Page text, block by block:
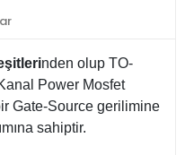
nden olup TO-
Power Mosfet
Gate-Source gerilimine
sahiptir.